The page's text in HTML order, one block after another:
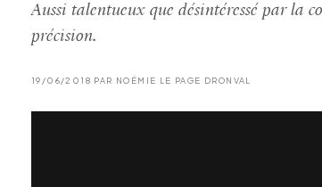
Aussi talentueux que désintéressé par la
précision.
19/06/2018 PAR NOÉMIE LE PAGE DRONVAL